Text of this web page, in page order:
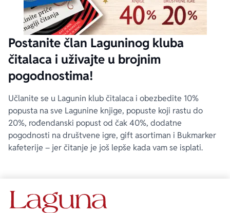
Postanite član Laguninog kluba
čitalaca i uživajte u brojnim
pogodnostima!
Učlanite se u Lagunin klub čitalaca i obezbedite 10%
popusta na sve Lagunine knjige, popuste koji rastu do
20%, rođendanski popust od čak 40%, dodatne
pogodnosti na društvene igre, gift asortiman i Bukmarker
kafeterije – jer čitanje je još lepše kada vam se isplati.